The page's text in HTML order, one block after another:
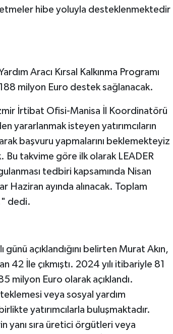
hibe yoluyla desteklenmektedir
Aracı Kırsal Kalkınma Programı
milyon Euro destek sağlanacak.
İrtibat Ofisi-Manisa İl Koordinatörü
yararlanmak isteyen yatırımcıların
başvuru yapmalarını beklemekteyiz
Bu takvime göre ilk olarak LEADER
tedbiri kapsamında Nisan
Haziran ayında alınacak. Toplam
dedi.
açıklandığını belirten Murat Akın,
42 İle çıkmıştı. 2024 yılı itibariyle 81
Euro olarak açıklandı.
veya sosyal yardım
yatırımcılarla buluşmaktadır.
yanı sıra üretici örgütleri veya